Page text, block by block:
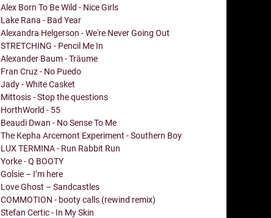
Alex Born To Be Wild - Nice Girls
Lake Rana - Bad Year
Alexandra Helgerson - We're Never Going Out
STRETCHING - Pencil Me In
Alexander Baum - Träume
Fran Cruz - No Puedo
Jady - White Casket
Mittosis - Stop the questions
HorthWorld - 55
Beaudi Dwan - No Sense To Me
The Kepha Arcemont Experiment - Southern Boy
LUX TERMINA - Run Rabbit Run
Yorke - Q BOOTY
Golsie – I’m here
Love Ghost – Sandcastles
COMMOTION - booty calls (rewind remix)
Stefan Certic - In My Skin